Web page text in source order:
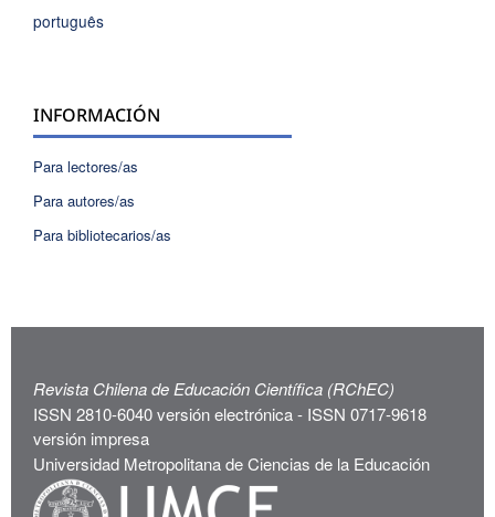
português
INFORMACIÓN
Para lectores/as
Para autores/as
Para bibliotecarios/as
Revista Chilena de Educación Científica (RChEC)
ISSN 2810-6040 versión electrónica - ISSN 0717-9618
versión impresa
Universidad Metropolitana de Ciencias de la Educación